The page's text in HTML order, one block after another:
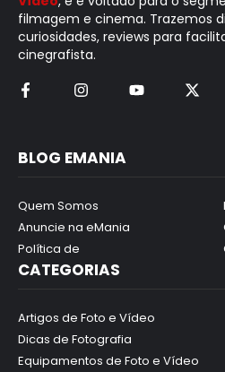
filmagem e cinema. Trazemos
curiosidades, reviews para
cinegrafista.
BLOG EMANIA
Quem Somos
Anuncie na eMania
Política de
CATEGORIAS
Artigos de Foto e Vídeo
Dicas de Fotografia
Equipamentos de Foto e Vídeo